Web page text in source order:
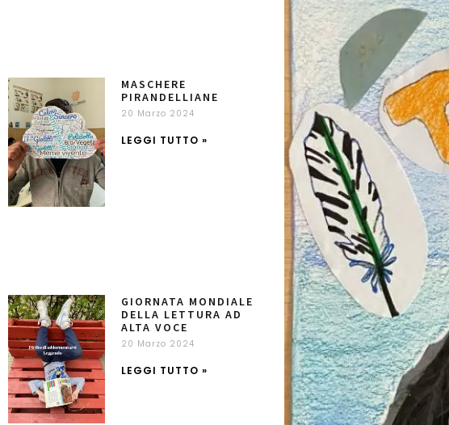
MASCHERE
PIRANDELLIANE
20 Marzo 2024
LEGGI TUTTO »
GIORNATA MONDIALE
DELLA LETTURA AD
ALTA VOCE
20 Marzo 2024
LEGGI TUTTO »